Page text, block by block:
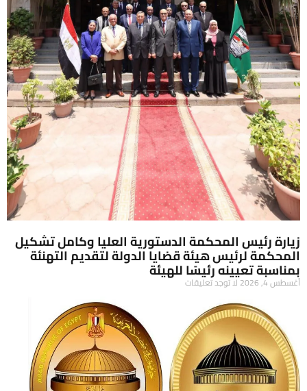
زيارة رئيس المحكمة الدستورية العليا وكامل تشكيل
المحكمة لرئيس هيئة قضايا الدولة لتقديم التهنئة
بمناسبة تعيينه رئيسًا للهيئة
أغسطس 4, 2026 لا توجد تعليقات